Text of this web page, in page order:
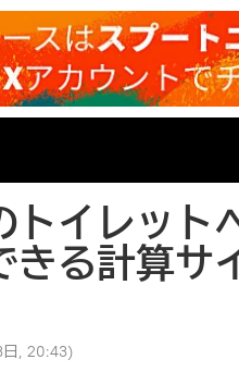
イレット
る計算サ
, 20:43)